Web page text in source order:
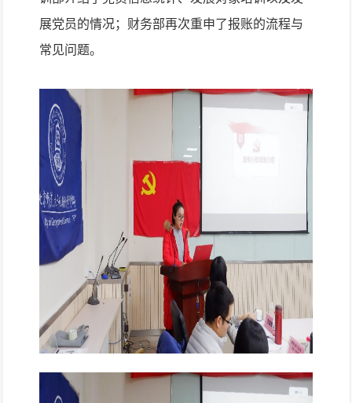
展党员的情况；财务部再次重申了报账的流程与
常见问题。